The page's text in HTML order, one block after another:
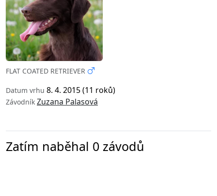
FLAT COATED RETRIEVER
Datum vrhu 8. 4. 2015 (11 roků)
Závodník Zuzana Palasová
Zatím naběhal 0 závodů